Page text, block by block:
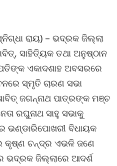
ରାୟ) – ଭଦ୍ରକ ଜିଲ୍ଲା
ସାହିତ୍ୟିକ ତଥା ଅନୁଷ୍ଠାନ
ଏକାଦଶାହ ଅବସରରେ
ସ୍ମୃତି ଚାରଣ ସଭା
ଜଗନ୍ନାଥ ପାତ୍ରଙ୍କ ମଞ୍ଚ
ରଘୁନାଥ ସାହୁ ସଭାକୁ
ଭଣ୍ଡାରିପୋଖରୀ ବିଧାୟକ
ଚନ୍ଦ୍ର ଏଭଳି ଜଣେ
ଜିଲ୍ଲାରେ ଆଦର୍ଶ